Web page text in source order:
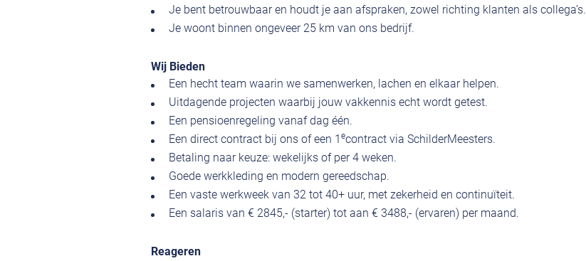
Je bent betrouwbaar en houdt je aan afspraken, zowel richting klanten als collega’s.
Je woont binnen ongeveer 25 km van ons bedrijf.
Wij Bieden
Een hecht team waarin we samenwerken, lachen en elkaar helpen.
Uitdagende projecten waarbij jouw vakkennis echt wordt getest.
Een pensioenregeling vanaf dag één.
Een direct contract bij ons of een 1 econtract via SchilderMeesters.
Betaling naar keuze: wekelijks of per 4 weken.
Goede werkkleding en modern gereedschap.
Een vaste werkweek van 32 tot 40+ uur, met zekerheid en continuïteit.
Een salaris van € 2845,- (starter) tot aan € 3488,- (ervaren) per maand.
Reageren